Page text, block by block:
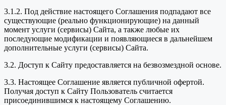
3.1.2. Под действие настоящего Соглашения подпадают все
существующие (реально функционирующие) на данный
момент услуги (сервисы) Сайта, а также любые их
последующие модификации и появляющиеся в дальнейшем
дополнительные услуги (сервисы) Сайта.
3.2. Доступ к Сайту предоставляется на безвозмездной основе.
3.3. Настоящее Соглашение является публичной офертой.
Получая доступ к Сайту Пользователь считается
присоединившимся к настоящему Соглашению.